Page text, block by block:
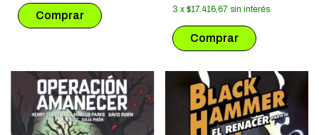
3 x $17.416,67 sin interés